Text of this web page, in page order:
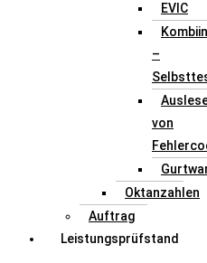
EVIC
–
von
Oktanzahlen
Auftrag
Leistungsprüfstand